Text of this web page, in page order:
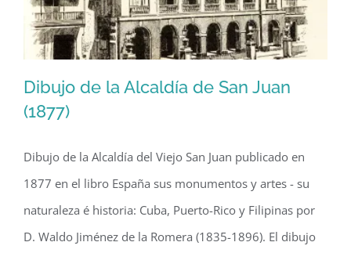
Unidos
Dibujo de la Alcaldía de San Juan
(1877)
Dibujo de la Alcaldía de San Juan
(1877)
Dibujo de la Alcaldía del Viejo San Juan publicado en
1877 en el libro España sus monumentos y artes - su
naturaleza é historia: Cuba, Puerto-Rico y Filipinas por
D. Waldo Jiménez de la Romera (1835-1896). El dibujo